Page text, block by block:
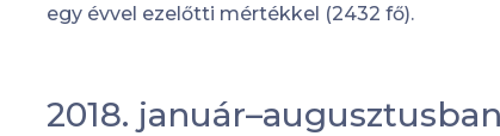
egy évvel ezelőtti mértékkel (2432 fő).
2018.